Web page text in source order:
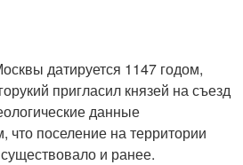
датируется 1147 годом,
пригласил князей на съезд
данные
что поселение на территории
и ранее.